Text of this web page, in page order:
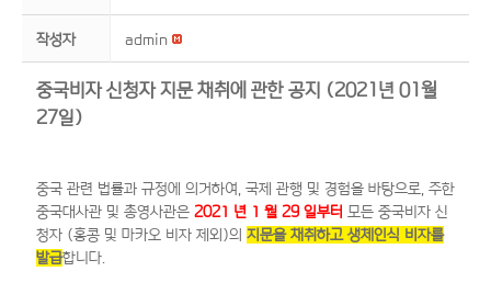
작성자 admin
중국비자 신청자 지문 채취에 관한 공지 (2021년 01월
27일)
중국 관련 법률과 규정에 의거하여, 국제 관행 및 경험을 바탕으로, 주한
중국대사관 및 총영사관은 2021 년 1 월 29 일부터 모든 중국비자 신
청자 (홍콩 및 마카오 비자 제외)의 지문을 채취하고생체인식 비자를
발급합니다.